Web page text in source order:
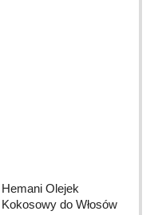
Hemani Olejek
Kokosowy do Włosów